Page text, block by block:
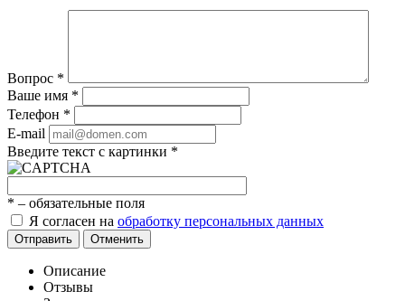
Вопрос *
Ваше имя *
Телефон *
E-mail
Введите текст с картинки *
* – обязательные поля
Я согласен на обработку персональных данных
Отправить Отменить
Описание
Отзывы